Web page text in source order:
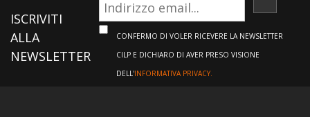
ISCRIVITI
ALLA
NEWSLETTER
CONFERMO DI VOLER RICEVERE LA NEWSLETTER
CILP E DICHIARO DI AVER PRESO VISIONE
DELL'INFORMATIVA PRIVACY.